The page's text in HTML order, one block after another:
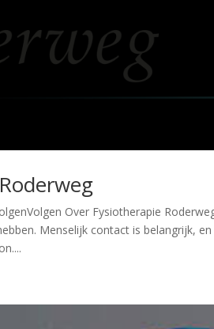
Over Fysiotherapie
Menselijk contact is belangrijk,